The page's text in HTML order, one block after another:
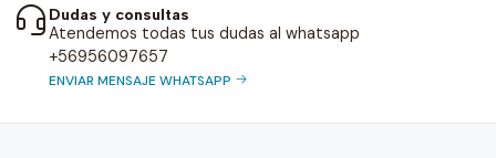
Dudas y consultas
Atendemos todas tus dudas al whatsapp
+56956097657
ENVIAR MENSAJE WHATSAPP